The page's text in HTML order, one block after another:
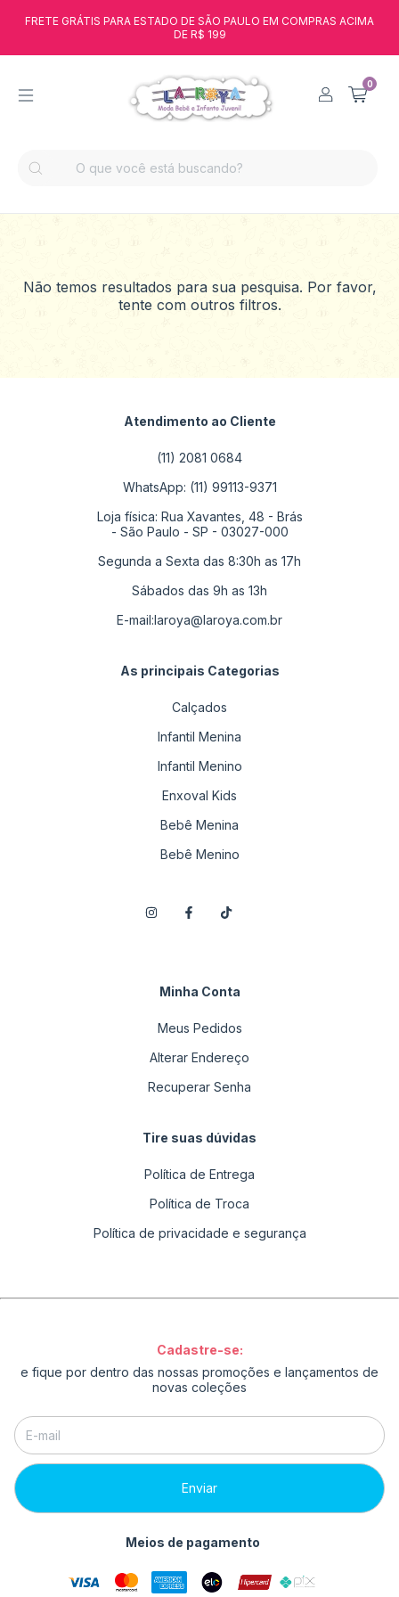
FRETE GRÁTIS PARA ESTADO DE SÃO PAULO EM COMPRAS ACIMA
DE R$ 199
0
Não temos resultados para sua pesquisa. Por favor,
tente com outros filtros.
Atendimento ao Cliente
(11) 2081 0684
WhatsApp: (11) 99113-9371
Loja física: Rua Xavantes, 48 - Brás
- São Paulo - SP - 03027-000
Segunda a Sexta das 8:30h as 17h
Sábados das 9h as 13h
E-mail:laroya@laroya.com.br
As principais Categorias
Calçados
Infantil Menina
Infantil Menino
Enxoval Kids
Bebê Menina
Bebê Menino
Minha Conta
Meus Pedidos
Alterar Endereço
Recuperar Senha
Tire suas dúvidas
Política de Entrega
Política de Troca
Política de privacidade e segurança
Cadastre-se:
e fique por dentro das nossas promoções e lançamentos de
novas coleções
Meios de pagamento